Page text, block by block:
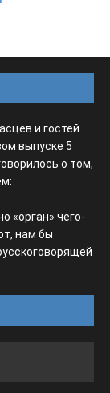
и гостей
выпуске 5
о том,
«орган» чего-
нам бы